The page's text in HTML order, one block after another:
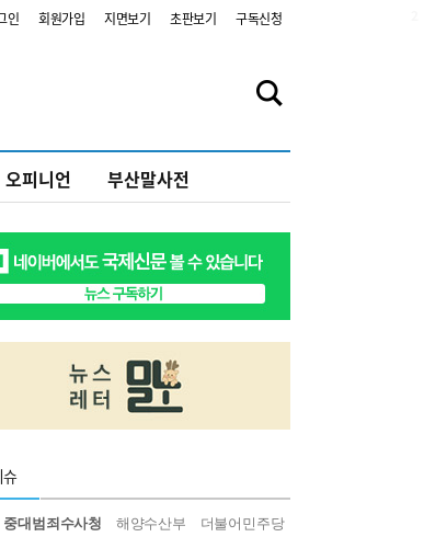
인 회원가입 지면보기 초판보기 구독신청
오피니언 부산말사전
중대범죄수사청 해양수산부
더불어민주당